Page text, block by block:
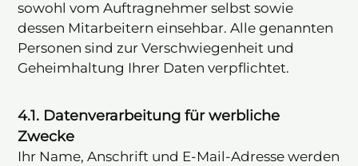
sowohl vom Auftragnehmer selbst sowie
dessen Mitarbeitern einsehbar. Alle genannten
Personen sind zur Verschwiegenheit und
Geheimhaltung Ihrer Daten verpflichtet.
4.1. Datenverarbeitung für werbliche
Zwecke
Ihr Name, Anschrift und E-Mail-Adresse werden